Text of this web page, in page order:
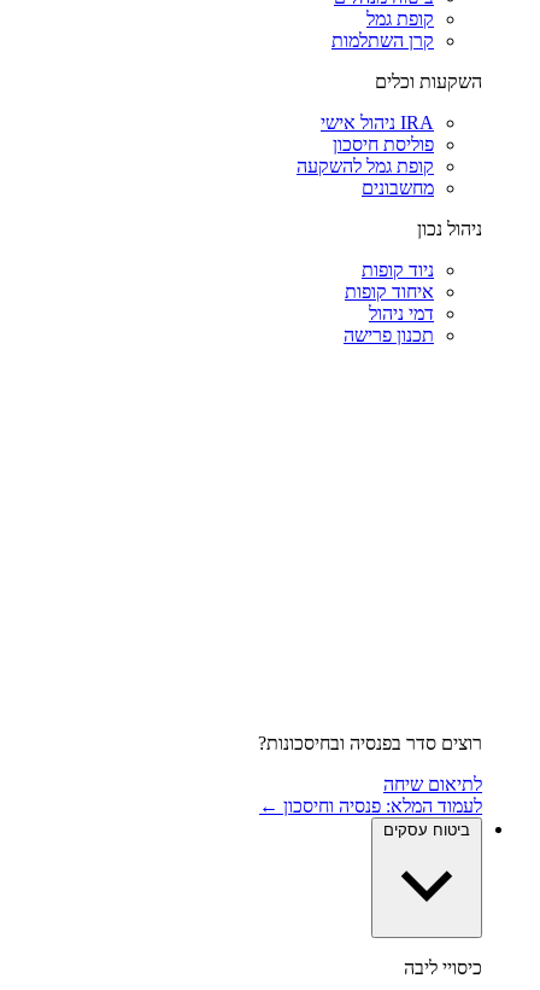
קופת גמל
קרן השתלמות
השקעות וכלים
IRA ניהול אישי
פוליסת חיסכון
קופת גמל להשקעה
מחשבונים
ניהול נכון
ניוד קופות
איחוד קופות
דמי ניהול
תכנון פרישה
רוצים סדר בפנסיה ובחיסכונות?
לתיאום שיחה
לעמוד המלא: פנסיה וחיסכון ←
ביטוח עסקים
כיסויי ליבה